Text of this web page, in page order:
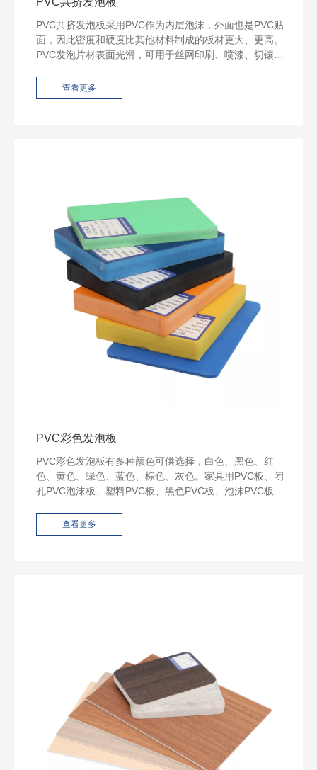
PVC共挤发泡板采用PVC作为内层泡沫，外面也是PVC贴
面，因此密度和硬度比其他材料制成的板材更大、更高。
PVC发泡片材表面光滑，可用于丝网印刷、喷漆、切镶、
查看更多
PVC彩色发泡板
PVC彩色发泡板有多种颜色可供选择，白色、黑色、红
色、黄色、绿色、蓝色、棕色、灰色。家具用PVC板、闭
孔PVC泡沫板、塑料PVC板、黑色PVC板、泡沫PVC板、
查看更多